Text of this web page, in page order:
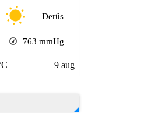
Derűs
763 mmHg
+30°C